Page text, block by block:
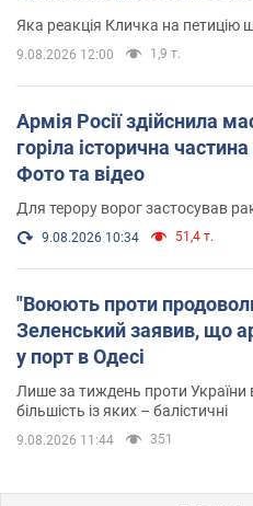
вірянина"
Яка реакція Кличка на петицію
9.08.2026 12:00 1,9 т.
Армія Росії здійснила
горіла історична
Фото та відео
Для терору ворог застосував
9.08.2026 10:34 51,4 т.
"Воюють проти
Зеленський заявив, що
у порт в Одесі
Лише за тиждень проти України
більшість із яких – балістичні
9.08.2026 11:44 351